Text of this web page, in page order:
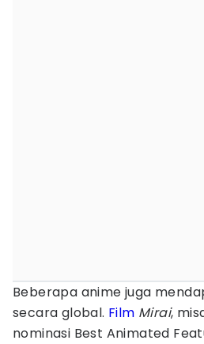
Beberapa anime juga
secara global. Film Mirai,
nominasi Best Animated